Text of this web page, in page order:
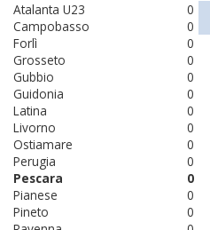
0
Atalanta U23
0
Campobasso
0
Forlì
0
Grosseto
0
Gubbio
0
Guidonia
0
Latina
0
Livorno
0
Ostiamare
0
Perugia
0
Pescara
0
Pianese
0
Pineto